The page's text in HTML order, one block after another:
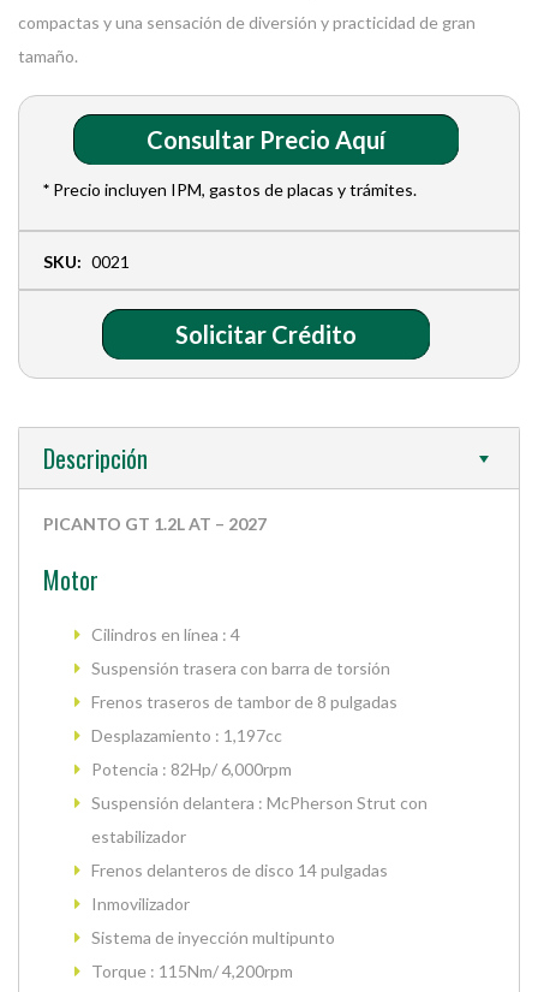
compactas y una sensación de diversión y practicidad de gran
tamaño.
Consultar Precio Aquí
* Precio incluyen IPM, gastos de placas y trámites.
SKU: 0021
Solicitar Crédito
Descripción
PICANTO GT 1.2L AT – 2027
Motor
Cilindros en línea : 4
Suspensión trasera con barra de torsión
Frenos traseros de tambor de 8 pulgadas
Desplazamiento : 1,197cc
Potencia : 82Hp/ 6,000rpm
Suspensión delantera : McPherson Strut con
estabilizador
Frenos delanteros de disco 14 pulgadas
Inmovilizador
Sistema de inyección multipunto
Torque : 115Nm/ 4,200rpm